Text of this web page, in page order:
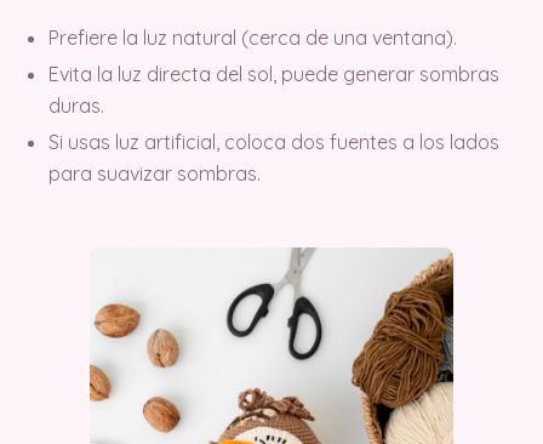
Prefiere la luz natural (cerca de una ventana).
Evita la luz directa del sol, puede generar sombras
duras.
Si usas luz artificial, coloca dos fuentes a los lados
para suavizar sombras.